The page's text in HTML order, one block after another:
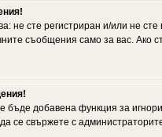
не сте регистриран и/или не
съобщения само за вас. Ако
добавена функция за
се свържете с